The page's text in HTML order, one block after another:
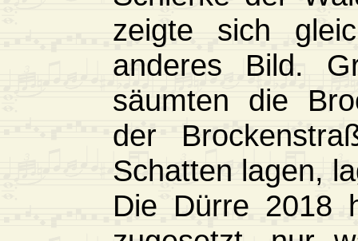
zeigte sich
anderes Bild.
säumten die
der
Schatten lagen,
Die Dürre 2018